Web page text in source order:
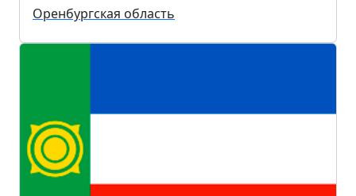
Оренбургская область